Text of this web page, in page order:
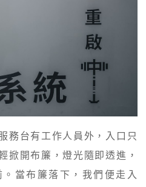
務台有工作人員外，入口只
掀開布簾，燈光隨即透進，
當布簾落下，我們便走入